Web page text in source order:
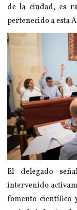
de la ciudad, es
pertenecido a esta
El delegado
intervenido
fomento científico